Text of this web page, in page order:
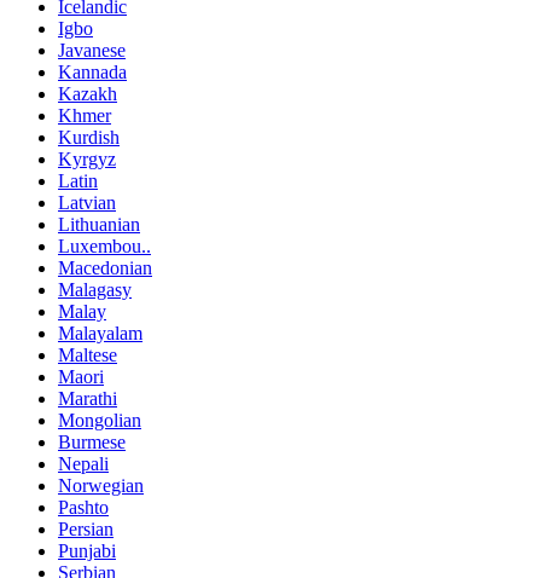
Icelandic
Igbo
Javanese
Kannada
Kazakh
Khmer
Kurdish
Kyrgyz
Latin
Latvian
Lithuanian
Luxembou..
Macedonian
Malagasy
Malay
Malayalam
Maltese
Maori
Marathi
Mongolian
Burmese
Nepali
Norwegian
Pashto
Persian
Punjabi
Serbian